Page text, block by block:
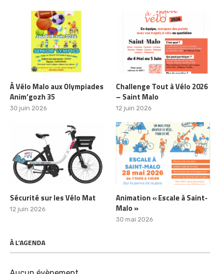
À Vélo Malo aux Olympiades
Anim’gozh 35
30 juin 2026
Challenge Tout à Vélo 2026
– Saint Malo
Sécurité sur les Vélo Mat
Animation « Escale à Saint-
Malo »
À L’AGENDA